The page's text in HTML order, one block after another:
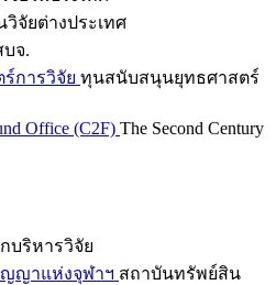
วิจัยต่างประเทศ
จ.
การวิจัย ทุนสนับสนุนยุทธศาสตร์
Office (C2F) The Second Century
บริหารวิจัย
ญาแห่งจุฬาฯ สถาบันทรัพย์สิน